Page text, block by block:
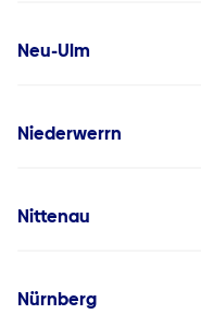
Neu-Ulm
Niederwerrn
Nittenau
Nürnberg